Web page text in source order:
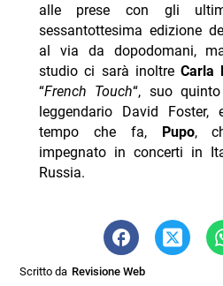
alle prese con gli
sessantottesima edizione
al via da dopodomani,
studio ci sarà inoltreCarla
“French Touch“, suo
leggendario David
tempo che fa,
Pupo,
impegnato in concerti in
Russia.
Scritto da Revisione Web